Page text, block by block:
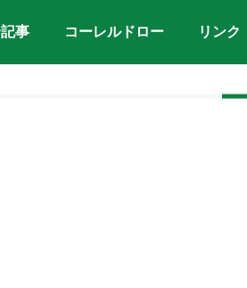
事 コーレルドロー リンク